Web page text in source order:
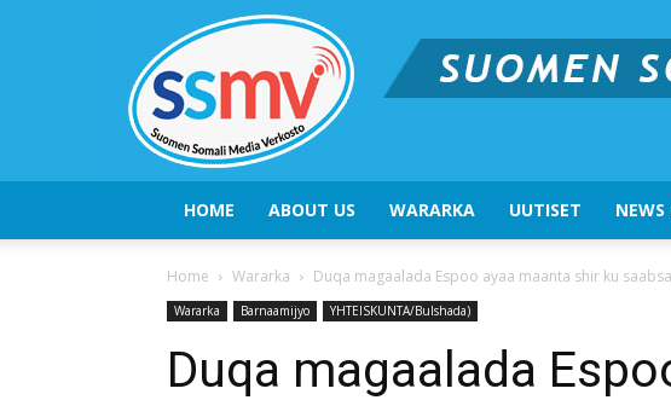
HOME ABOUT US WARARKA UUTISET NEWS
Home Wararka Duqa magaalada Espoo ayaa maanta shir ku
Wararka Barnaamijyo YHTEISKUNTA/Bulshada)
Duqa magaalada